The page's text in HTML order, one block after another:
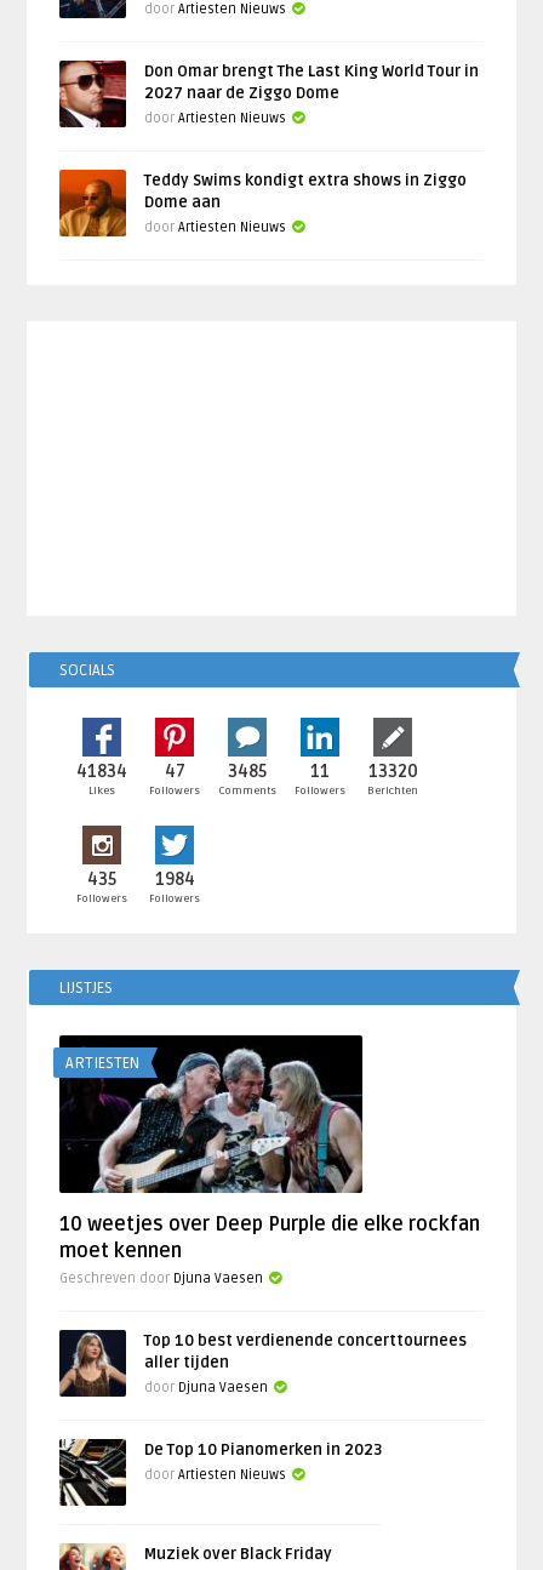
doorArtiesten Nieuws
Don Omar brengt The Last King World Tour in
2027 naar de Ziggo Dome
doorArtiesten Nieuws
Teddy Swims kondigt extra shows in Ziggo
Dome aan
doorArtiesten Nieuws
SOCIALS
41834
Likes
47
Followers
3485
Comments
11
Followers
13320
Berichten
435
Followers
1984
Followers
LIJSTJES
ARTIESTEN
10 weetjes over Deep Purple die elke rockfan
moet kennen
Geschreven door Djuna Vaesen
Top 10 best verdienende concerttournees
aller tijden
door Djuna Vaesen
De Top 10 Pianomerken in 2023
doorArtiesten Nieuws
Muziek over Black Friday